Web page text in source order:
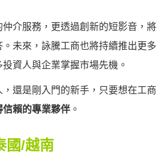
介服務，更透過創新的短影音，
未來，詠騰工商也將持續推出更
資人與企業掌握市場先機。
還是剛入門的新手，只要想在工
賴的專業夥伴 。
國/越南